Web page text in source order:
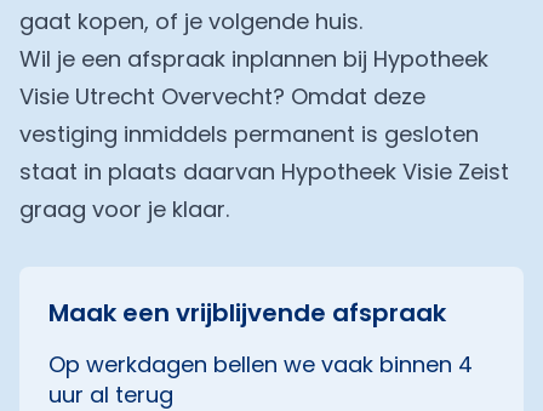
gaat kopen, of je volgende huis.
Wil je een afspraak inplannen bij Hypotheek
Visie Utrecht Overvecht? Omdat deze
vestiging inmiddels permanent is gesloten
staat in plaats daarvan Hypotheek Visie Zeist
graag voor je klaar.
Maak een vrijblijvende afspraak
Op werkdagen bellen we vaak binnen 4
uur al terug